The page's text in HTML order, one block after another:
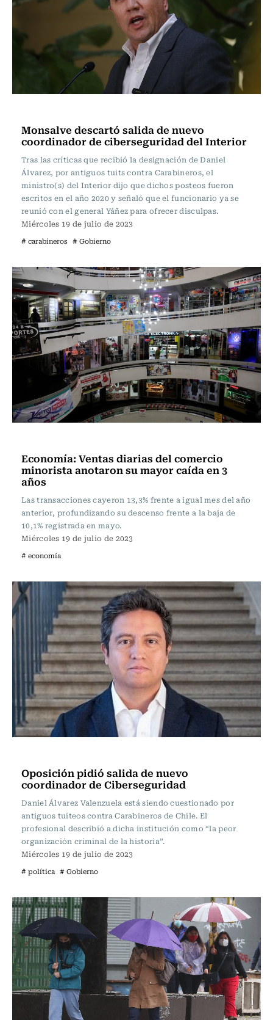
Monsalve descartó salida de nuevo
coordinador de ciberseguridad del Interior
Tras las críticas que recibió la designación de Daniel
Álvarez, por antiguos tuits contra Carabineros, el
ministro(s) del Interior dijo que dichos posteos fueron
escritos en el año 2020 y señaló que el funcionario ya se
reunió con el general Yáñez para ofrecer disculpas.
Miércoles 19 de julio de 2023
# carabineros # Gobierno
Economía: Ventas diarias del comercio
minorista anotaron su mayor caída en 3
años
Las transacciones cayeron 13,3% frente a igual mes del año
anterior, profundizando su descenso frente a la baja de
10,1% registrada en mayo.
Miércoles 19 de julio de 2023
# economía
Oposición pidió salida de nuevo
coordinador de Ciberseguridad
Daniel Álvarez Valenzuela está siendo cuestionado por
antiguos tuiteos contra Carabineros de Chile. El
profesional describió a dicha institución como “la peor
organización criminal de la historia”.
Miércoles 19 de julio de 2023
# política # Gobierno